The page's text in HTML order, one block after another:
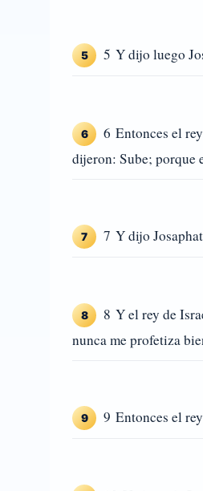
5 5 Y dijo luego
6
6 Entonces el
dijeron: Sube; porque
7 7 Y dijo
8
8 Y el rey de
nunca me profetiza
9 9 Entonces el